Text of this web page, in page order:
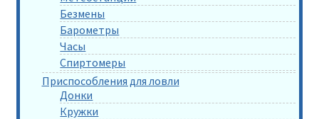
Безмены
Барометры
Часы
Спиртомеры
Приспособления для ловли
Донки
Кружки